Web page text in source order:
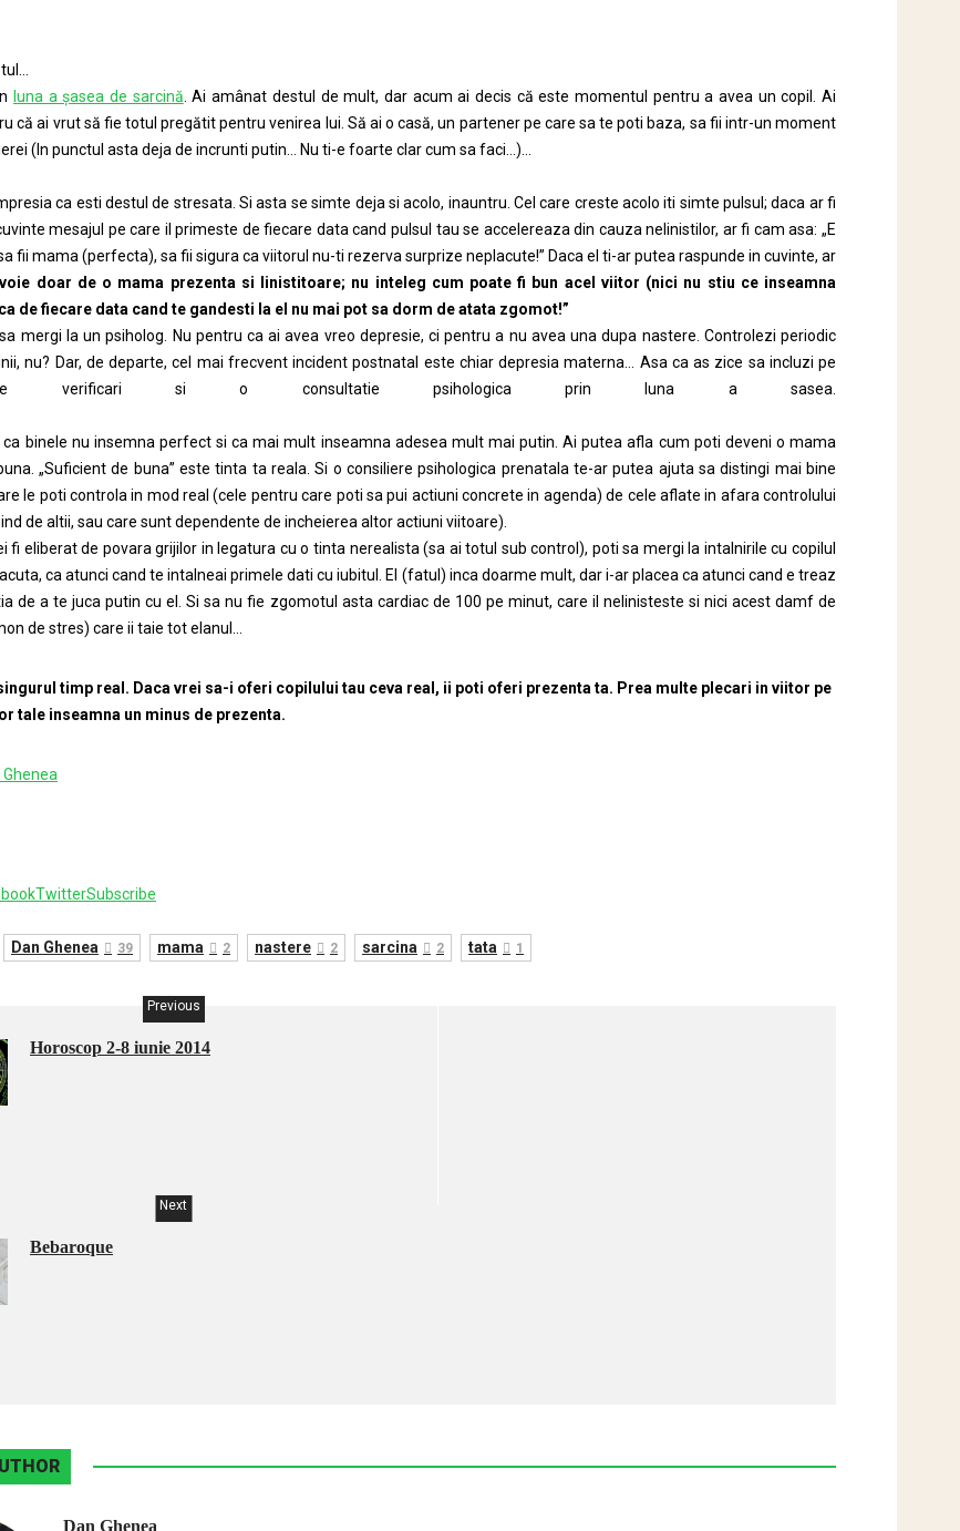
luna a şasea de sarcină . Ai amânat destul de mult, dar acum ai decis că este momentul pentru a avea un copil. Ai
că ai vrut să fie totul pregătit pentru venirea lui. Să ai o casă, un partener pe care sa te poti baza, sa fii intr-un moment
(In punctul asta deja de incrunti putin… Nu ti-e foarte clar cum sa faci…)…
ca esti destul de stresata. Si asta se simte deja si acolo, inauntru. Cel care creste acolo iti simte pulsul; daca ar fi
mesajul pe care il primeste de fiecare data cand pulsul tau se accelereaza din cauza nelinistilor, ar fi cam asa: „E
fii mama (perfecta), sa fii sigura ca viitorul nu-ti rezerva surprize neplacute!” Daca el ti-ar putea raspunde in cuvinte, ar
doar de o mama prezenta si linistitoare; nu inteleg cum poate fi bun acel viitor (nici nu stiu ce inseamna
de fiecare data cand te gandesti la el nu mai pot sa dorm de atata zgomot!”
mergi la un psiholog. Nu pentru ca ai avea vreo depresie, ci pentru a nu avea una dupa nastere. Controlezi periodic
nu? Dar, de departe, cel mai frecvent incident postnatal este chiar depresia materna… Asa ca as zice sa incluzi pe
verificari si o consultatie psihologica prin luna a sasea.
binele nu insemna perfect si ca mai mult inseamna adesea mult mai putin. Ai putea afla cum poti deveni o mama
„Suficient de buna” este tinta ta reala. Si o consiliere psihologica prenatala te-ar putea ajuta sa distingi mai bine
le poti controla in mod real (cele pentru care poti sa pui actiuni concrete in agenda) de cele aflate in afara controlului
de altii, sau care sunt dependente de incheierea altor actiuni viitoare).
fi eliberat de povara grijilor in legatura cu o tinta nerealista (sa ai totul sub control), poti sa mergi la intalnirile cu copilul
ca atunci cand te intalneai primele dati cu iubitul. El (fatul) inca doarme mult, dar i-ar placea ca atunci cand e treaz
de a te juca putin cu el. Si sa nu fie zgomotul asta cardiac de 100 pe minut, care il nelinisteste si nici acest damf de
de stres) care ii taie tot elanul…
timp real. Daca vrei sa-i oferi copilului tau ceva real, ii poti oferi prezenta ta. Prea multe plecari in viitor pe
tale inseamna un minus de prezenta.
TwitterSubscribe
Dan Ghenea 39 mama 2 nastere 2 sarcina 2 tata 1
Previous
Horoscop 2-8 iunie 2014
Next
Bebaroque
Dan Ghenea